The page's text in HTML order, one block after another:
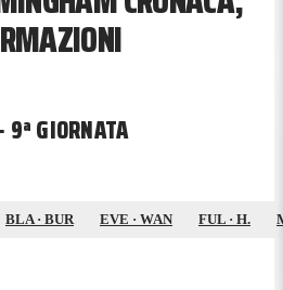
9ª GIORNATA
BLA· BUR EVE · WAN FUL · H.